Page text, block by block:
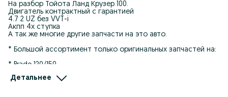
На разбор Тойота Ланд Крузер 100.
Двигатель контрактный с гарантией
4.7 2 UZ без VVT-i
Акпп 4х ступка
А так же многие другие запчасти на это авто.
* Большой ассортимент только оригинальных запчастей на:
* Prado 120/150
* Lexus GX470/LX470
Детальнее